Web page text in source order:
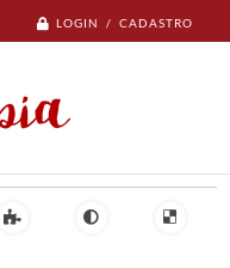
LOGIN / CADASTRO